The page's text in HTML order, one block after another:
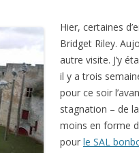
Hier, certaines
Bridget Riley.
autre visite. J’y
il y a trois
pour ce soir
stagnation – de
moins en forme
pour le SAL